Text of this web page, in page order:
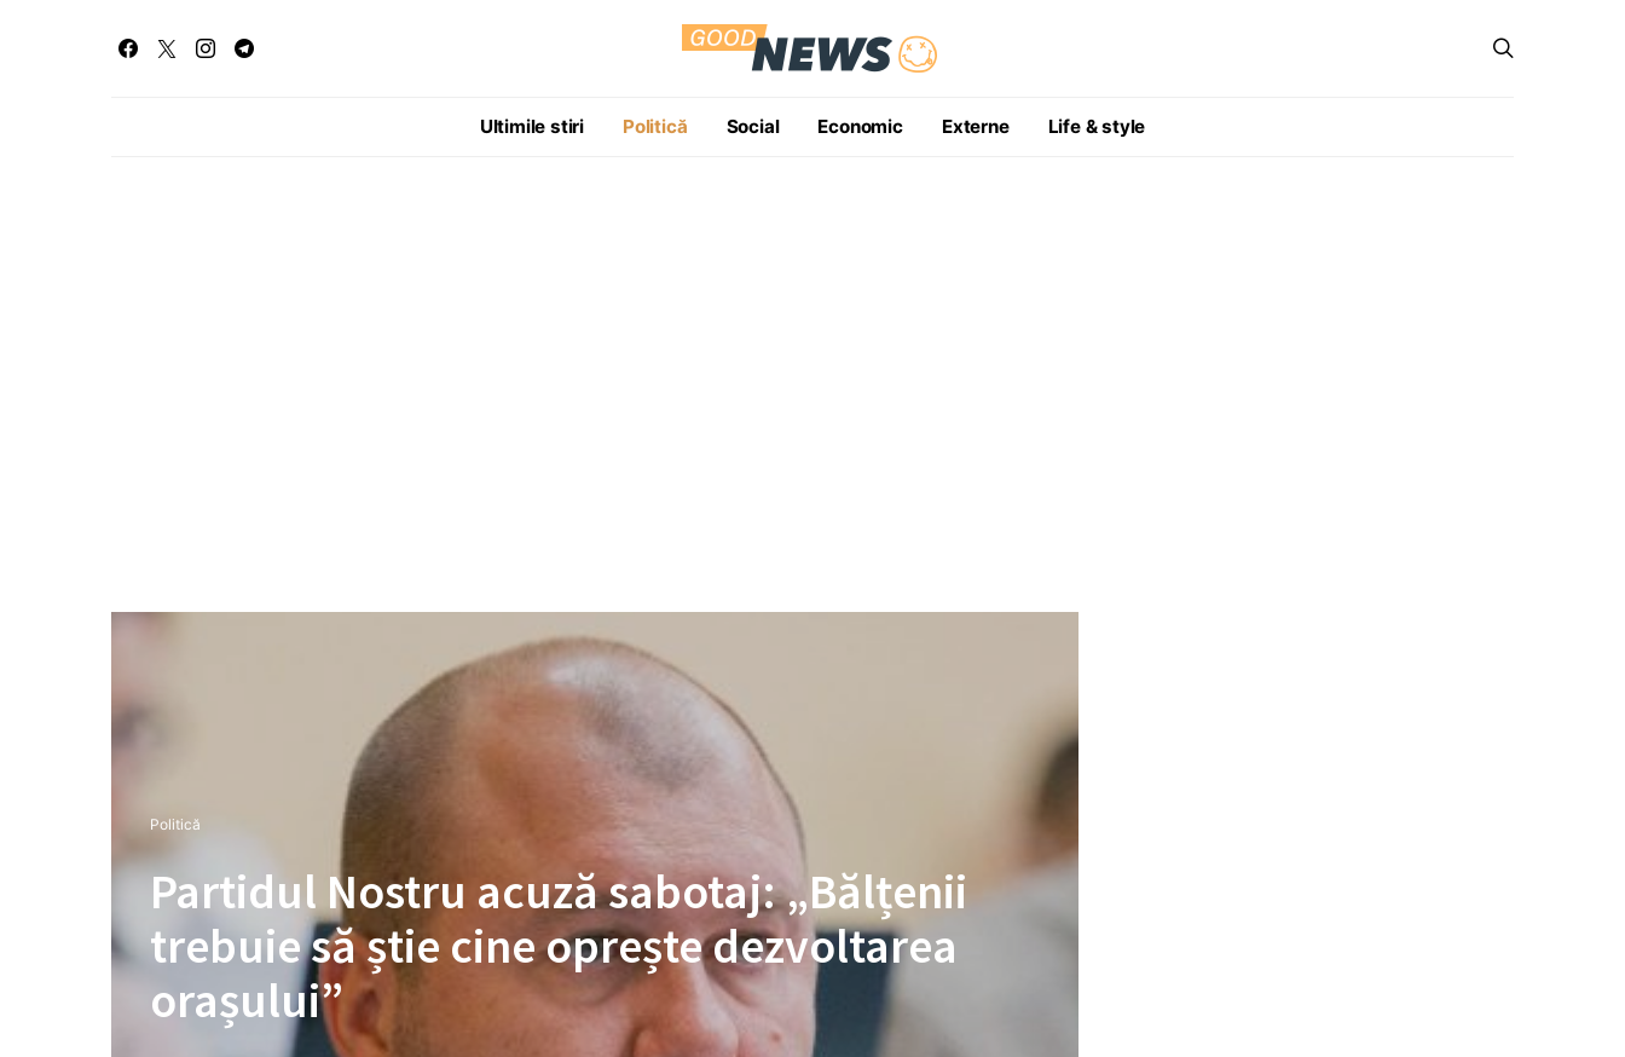
Ultimile stiri Politică Social Economic Externe Life & style
Politică
Partidul Nostru acuză sabotaj: „Bălțenii
trebuie să știe cine oprește dezvoltarea
orașului”